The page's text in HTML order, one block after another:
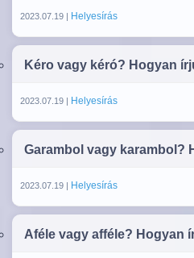
2023.07.19 | Helyesírás
Kéro vagy kéró? Hogyan
2023.07.19 | Helyesírás
Garambol vagy karambol?
2023.07.19 | Helyesírás
Aféle vagy afféle? Hogyan